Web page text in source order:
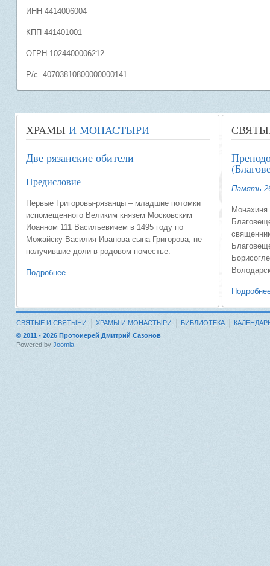
ИНН 4414006004
КПП 441401001
ОГРН 1024400006212
Р/с 40703810800000000141
ХРАМЫ И МОНАСТЫРИ
Две рязанские обители
Предисловие
Первые Григоровы-рязанцы – младшие потомки
испомещенного Великим князем Московским
Иоанном 111 Васильевичем в 1495 году по
Можайску Василия Иванова сына Григорова, не
получившие доли в родовом поместье.
Подробнее...
Память
СВЯТЫЕ И СВЯТЫНИ ХРАМЫ И МОНАСТЫРИ БИБЛИОТЕКА
© 2011 - 2026 Протоиерей Дмитрий Сазонов
Powered by Joomla